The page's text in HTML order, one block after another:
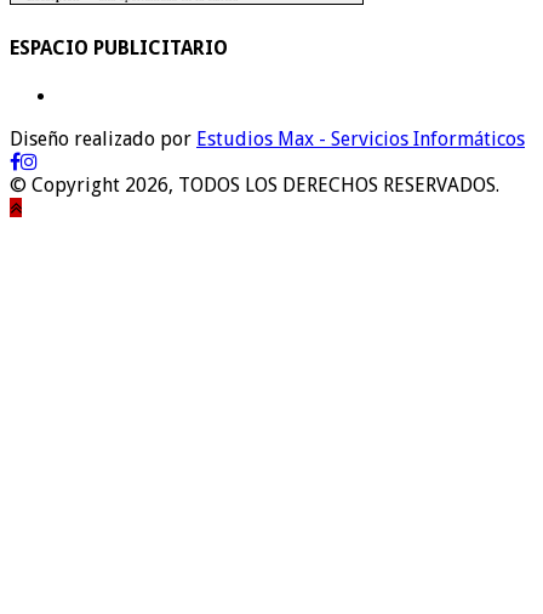
ESPACIO PUBLICITARIO
Diseño realizado por Estudios Max - Servicios Informáticos
© Copyright 2026, TODOS LOS DERECHOS RESERVADOS.